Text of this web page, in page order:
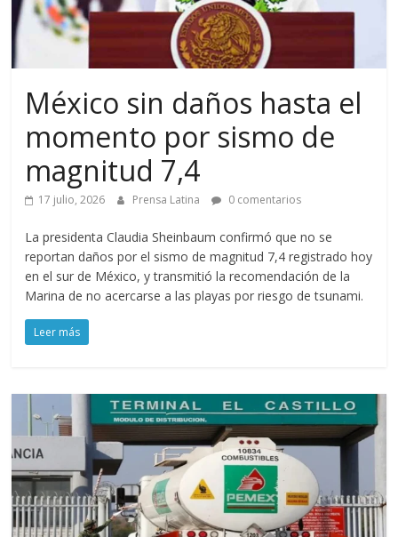
México sin daños hasta el
momento por sismo de
magnitud 7,4
17 julio, 2026 Prensa Latina 0 comentarios
La presidenta Claudia Sheinbaum confirmó que no se
reportan daños por el sismo de magnitud 7,4 registrado hoy
en el sur de México, y transmitió la recomendación de la
Marina de no acercarse a las playas por riesgo de tsunami.
Leer más